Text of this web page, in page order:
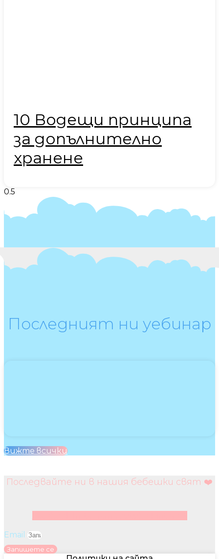
10 Водещи принципа
за допълнително
хранене
Последният ни уебинар
Вижте всички
Последвайте ни в нашия бебешки свят ❤️
Email
Запишете се